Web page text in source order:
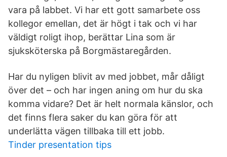
vara på labbet. Vi har ett gott samarbete oss
kollegor emellan, det är högt i tak och vi har
väldigt roligt ihop, berättar Lina som är
sjuksköterska på Borgmästaregården.
Har du nyligen blivit av med jobbet, mår dåligt
över det – och har ingen aning om hur du ska
komma vidare? Det är helt normala känslor, och
det finns flera saker du kan göra för att
underlätta vägen tillbaka till ett jobb.
Tinder presentation tips